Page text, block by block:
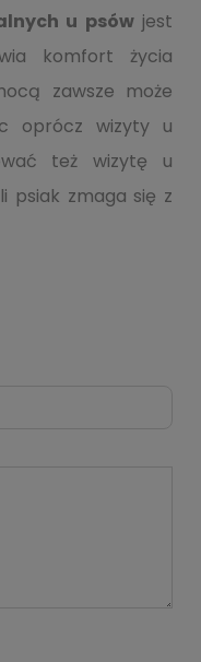
u psówjest
komfort życia
zawsze może
oprócz wizyty u
też wizytę u
psiak zmaga się z